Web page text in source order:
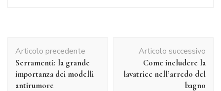
articolo
Articolo precedente
Serramenti: la grande
importanza dei modelli
antirumore
Articolo successivo
Come includere la
lavatrice nell’arredo del
bagno